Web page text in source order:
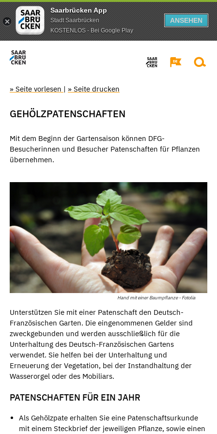
Saarbrücken App
Stadt Saarbrücken
KOSTENLOS - Bei Google Play
ANSEHEN
» Seite vorlesen | » Seite drucken
GEHÖLZPATENSCHAFTEN
Mit dem Beginn der Gartensaison können DFG-
Besucherinnen und Besucher Patenschaften für Pflanzen
übernehmen.
Hand mit einer Baumpflanze - Fotolia
Unterstützen Sie mit einer Patenschaft den Deutsch-
Französischen Garten. Die eingenommenen Gelder sind
zweckgebunden und werden ausschließlich für die
Unterhaltung des Deutsch-Französischen Gartens
verwendet. Sie helfen bei der Unterhaltung und
Erneuerung der Vegetation, bei der Instandhaltung der
Wasserorgel oder des Mobiliars.
PATENSCHAFTEN FÜR EIN JAHR
Als Gehölzpate erhalten Sie eine Patenschaftsurkunde
mit einem Steckbrief der jeweiligen Pflanze, sowie einen